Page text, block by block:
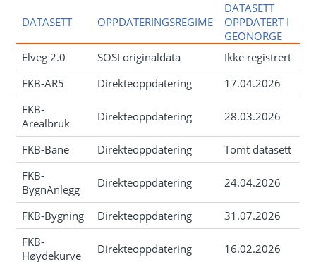
DATASETT OPPDATERINGSREGIME
DATASETT
OPPDATERT I
GEONORGE
Elveg 2.0
SOSI originaldata
Ikke registrert
FKB-AR5
Direkteoppdatering
17.04.2026
FKB-
Arealbruk
Direkteoppdatering 28.03.2026
FKB-Bane Direkteoppdatering
Tomt datasett
FKB-
BygnAnlegg
Direkteoppdatering 24.04.2026
FKB-Bygning Direkteoppdatering
31.07.2026
FKB-
Høydekurve
Direkteoppdatering 16.02.2026